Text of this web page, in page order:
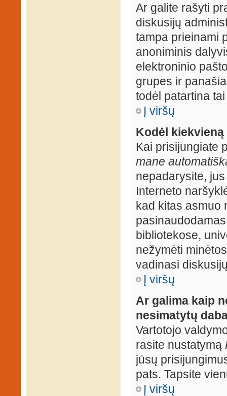
Ar galite rašyti
diskusijų
tampa prieinami
anoniminis
elektroninio
grupes ir
todėl patartina
Į viršų
Kodėl
Kai prisijungiate
mane
nepadarysite,
Interneto
kad kitas asmuo
bibliotekose,
nežymėti
vadinasi
Į viršų
Ar galima kaip
nesimatytų
Vartotojo
rasite nustatymą
jūsų
pats. Tapsite
Į viršų